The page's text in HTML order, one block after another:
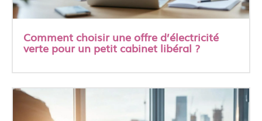
Comment choisir une offre d’électricité
verte pour un petit cabinet libéral ?